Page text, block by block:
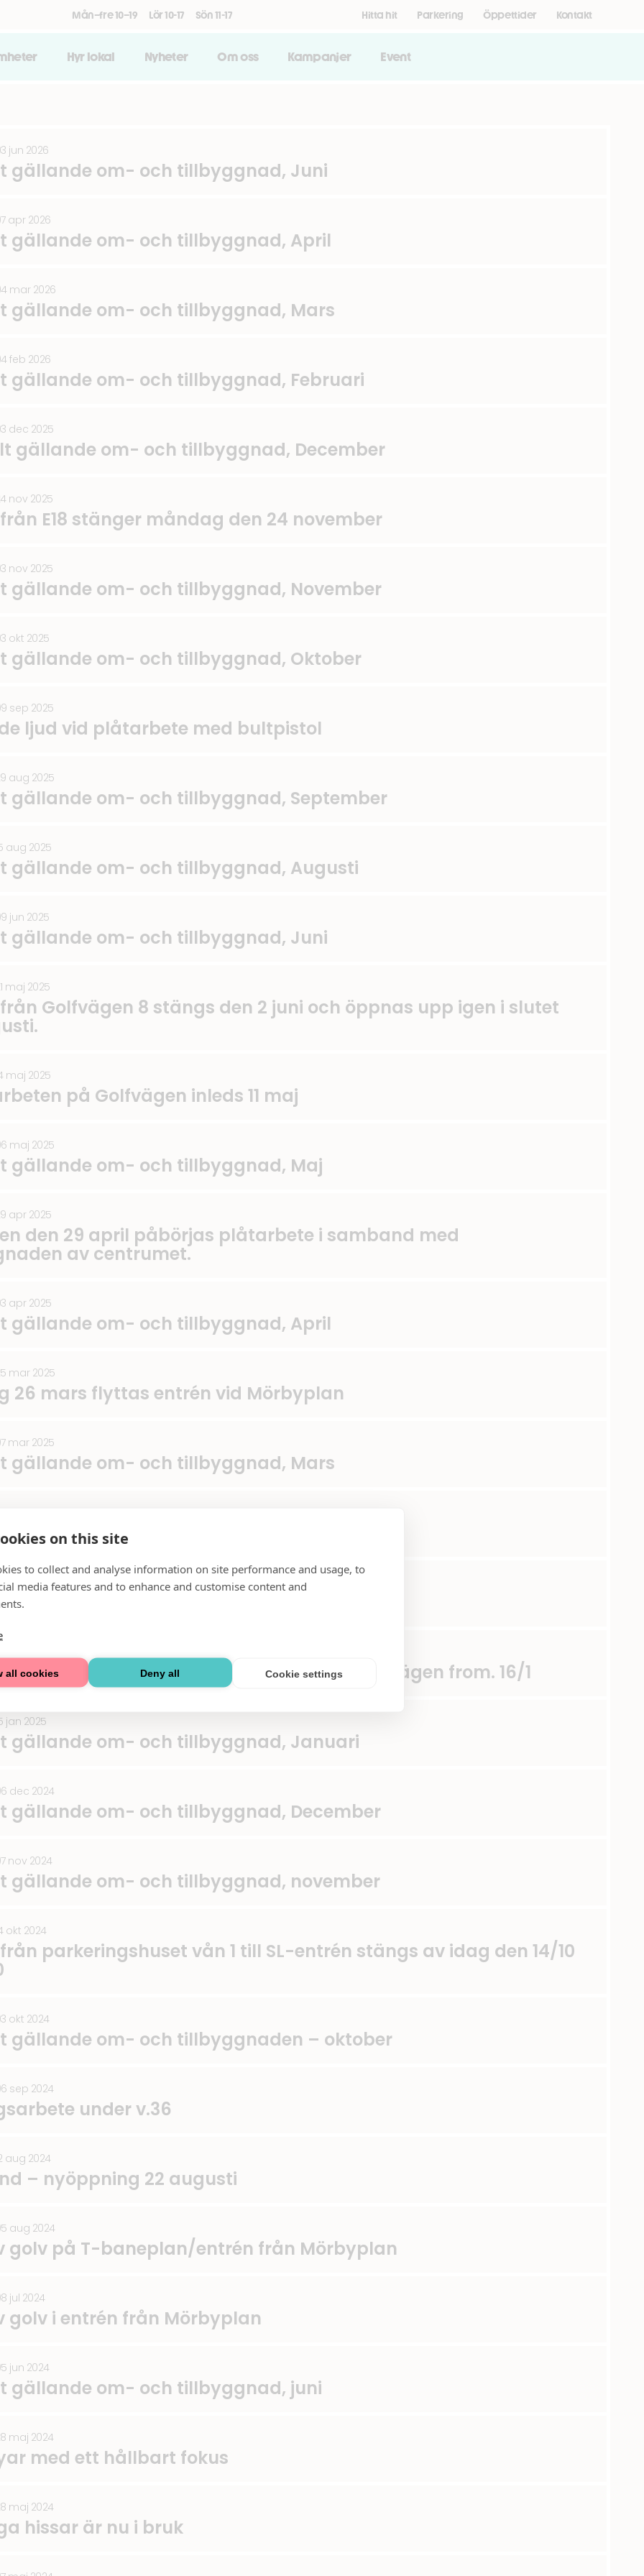
on this site
to collect and analyse information on site performance and usage, to
media features and to enhance and customise content and
all cookies Deny all Cookie settings
Mån–fre 10–19 Lör 10-17 Sön 11-17 Hitta hit Parkering Öppettider Kontakt
Hyr lokal Nyheter Om oss Kampanjer Event
jun 2026
gällande om- och tillbyggnad, Juni
apr 2026
gällande om- och tillbyggnad, April
mar 2026
gällande om- och tillbyggnad, Mars
feb 2026
gällande om- och tillbyggnad, Februari
dec 2025
gällande om- och tillbyggnad, December
nov 2025
E18 stänger måndag den 24 november
nov 2025
gällande om- och tillbyggnad, November
okt 2025
gällande om- och tillbyggnad, Oktober
sep 2025
ljud vid plåtarbete med bultpistol
aug 2025
gällande om- och tillbyggnad, September
aug 2025
gällande om- och tillbyggnad, Augusti
jun 2025
gällande om- och tillbyggnad, Juni
maj 2025
Golfvägen 8 stängs den 2 juni och öppnas upp igen i slutet
maj 2025
på Golfvägen inleds 11 maj
maj 2025
gällande om- och tillbyggnad, Maj
apr 2025
den 29 april påbörjas plåtarbete i samband med
av centrumet.
apr 2025
gällande om- och tillbyggnad, April
mar 2025
26 mars flyttas entrén vid Mörbyplan
mar 2025
gällande om- och tillbyggnad, Mars
gällande om- och tillbyggnad, Februari
jan 2025
av nätstation
och gångväg mellan Mörbyplan och Golfvägen from. 16/1
jan 2025
gällande om- och tillbyggnad, Januari
dec 2024
gällande om- och tillbyggnad, December
nov 2024
gällande om- och tillbyggnad, november
okt 2024
parkeringshuset vån 1 till SL-entrén stängs av idag den 14/10
okt 2024
gällande om- och tillbyggnaden – oktober
sep 2024
under v.36
aug 2024
– nyöppning 22 augusti
aug 2024
golv på T-baneplan/entrén från Mörbyplan
jul 2024
golv i entrén från Mörbyplan
jun 2024
gällande om- och tillbyggnad, juni
maj 2024
med ett hållbart fokus
maj 2024
hissar är nu i bruk